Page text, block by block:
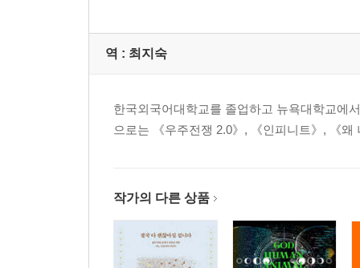
역 : 최지숙
한국외국어대학교를 졸업하고 뉴욕대학교에
으로는 《우주전쟁 2.0》, 《인피니트》, 《
작가의 다른 상품